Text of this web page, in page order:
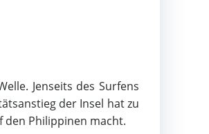
Jenseits des Surfens
der Insel hat zu
den Philippinen macht.